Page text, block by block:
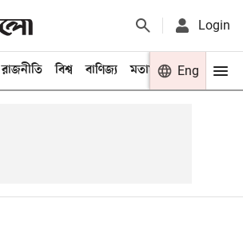
Login
রাজনীতি বিশ্ব বাণিজ্য মতামত খেলা
Eng